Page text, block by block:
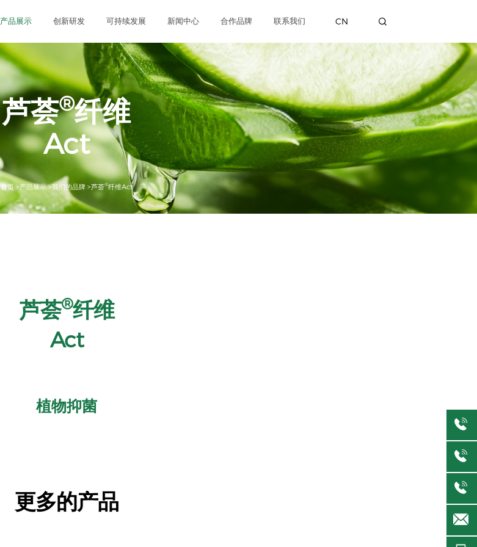
产品展示 创新研发 可持续发展 新闻中心 合作品牌 联系我们 CN
芦荟®纤维
Act
首页 >产品展示 >我们的品牌 >芦荟®纤维Act
芦荟®纤维
Act
植物抑菌
更多的产品